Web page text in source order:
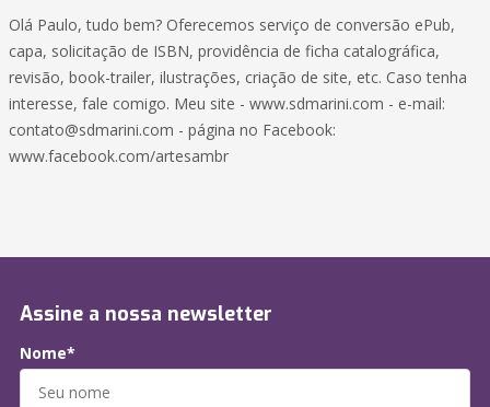
Olá Paulo, tudo bem? Oferecemos serviço de conversão ePub,
capa, solicitação de ISBN, providência de ficha catalográfica,
revisão, book-trailer, ilustrações, criação de site, etc. Caso tenha
interesse, fale comigo. Meu site - www.sdmarini.com - e-mail:
contato@sdmarini.com - página no Facebook:
www.facebook.com/artesambr
Assine a nossa newsletter
Nome*